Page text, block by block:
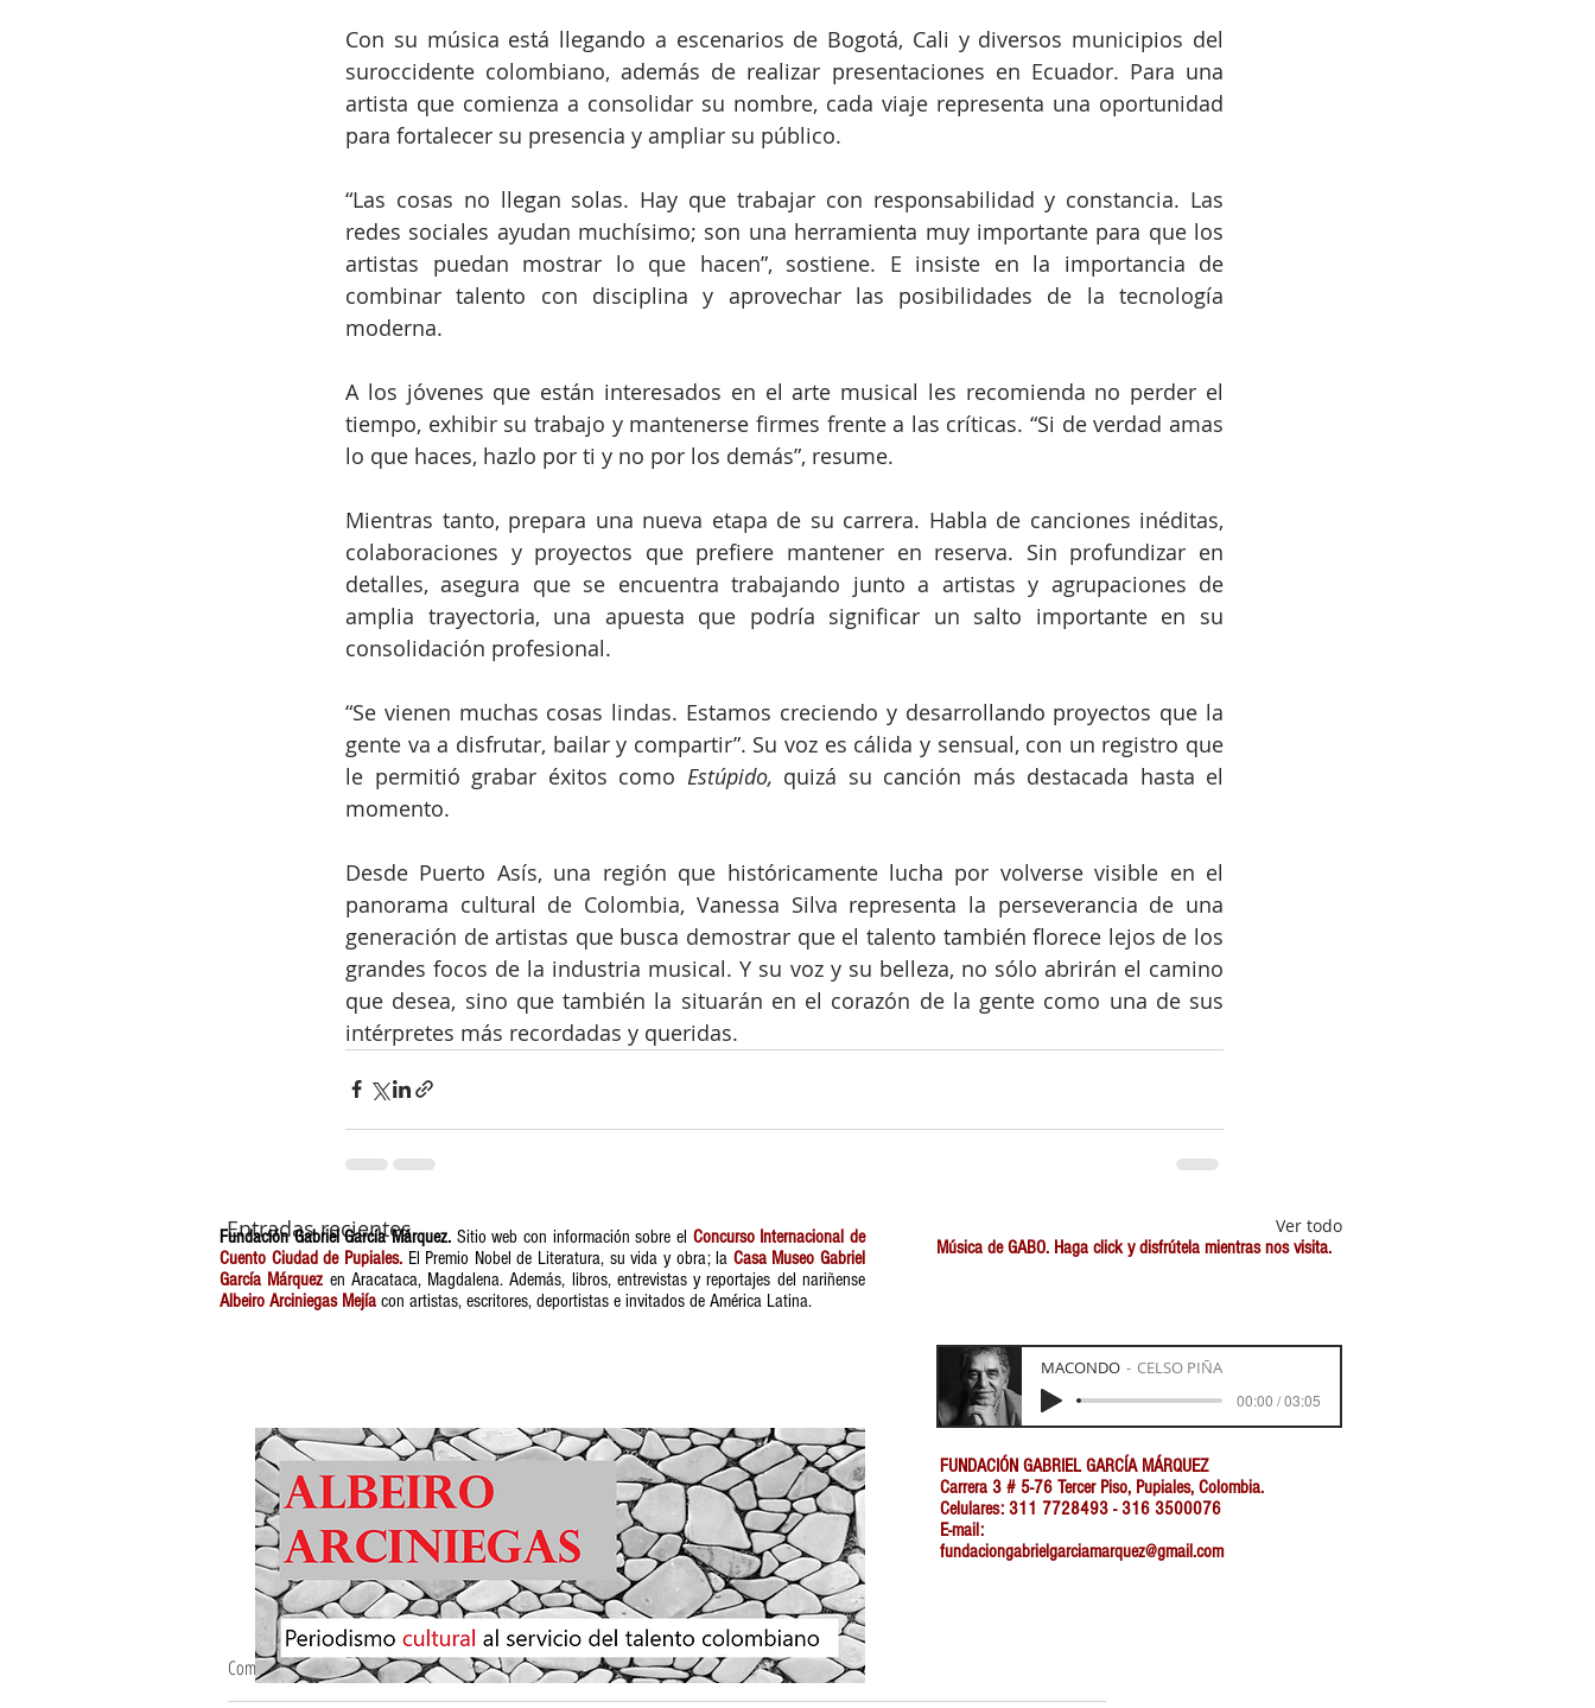
Con su música está llegando a escenarios de Bogotá, Cali y diversos municipios del
suroccidente colombiano, además de realizar presentaciones en Ecuador. Para una
artista que comienza a consolidar su nombre, cada viaje representa una oportunidad
para fortalecer su presencia y ampliar su público.
“Las cosas no llegan solas. Hay que trabajar con responsabilidad y constancia. Las
redes sociales ayudan muchísimo; son una herramienta muy importante para que los
artistas puedan mostrar lo que hacen”, sostiene. E insiste en la importancia de
combinar talento con disciplina y aprovechar las posibilidades de la tecnología
moderna.
A los jóvenes que están interesados en el arte musical les recomienda no perder el
tiempo, exhibir su trabajo y mantenerse firmes frente a las críticas. “Si de verdad amas
lo que haces, hazlo por ti y no por los demás”, resume.
Mientras tanto, prepara una nueva etapa de su carrera. Habla de canciones inéditas,
colaboraciones y proyectos que prefiere mantener en reserva. Sin profundizar en
detalles, asegura que se encuentra trabajando junto a artistas y agrupaciones de
amplia trayectoria, una apuesta que podría significar un salto importante en su
consolidación profesional.
“Se vienen muchas cosas lindas. Estamos creciendo y desarrollando proyectos que la
gente va a disfrutar, bailar y compartir”. Su voz es cálida y sensual, con un registro que
le permitió grabar éxitos como Estúpido, quizá su canción más destacada hasta el
momento.
Desde Puerto Asís, una región que históricamente lucha por volverse visible en el
panorama cultural de Colombia, Vanessa Silva representa la perseverancia de una
generación de artistas que busca demostrar que el talento también florece lejos de los
grandes focos de la industria musical. Y su voz y su belleza, no sólo abrirán el camino
que desea, sino que también la situarán en el corazón de la gente como una de sus
intérpretes más recordadas y queridas.
Entradas recientes Ver todo
Comentarios
Fundación Gabriel García Márquez. Sitio web con información sobre el Concurso Internacional de
Cuento Ciudad de Pupiales.El Premio Nobel de Literatura, su vida y obra; la Casa Museo Gabriel
García Márquez en Aracataca, Magdalena. Además, libros, entrevistas y reportajes del nariñense
Albeiro Arciniegas Mejía con artistas, escritores, deportistas e invitados de América Latina.
Música de GABO. Haga click y disfrútela mientras nos visita.
MACONDO CELSO PIÑA
00:00 / 03:05
FUNDACIÓN GABRIEL GARCÍA MÁRQUEZ
Carrera 3 # 5-76 Tercer Piso, Pupiales, Colombia.
Celulares: 311 7728493 - 316 3500076
E-mail:
fundaciongabrielgarciamarquez@gmail.com